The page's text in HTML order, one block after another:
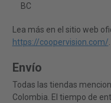
BC
Lea más en el sitio web
https://coopervision.com/.
Envío
Todas las tiendas
Colombia. El tiempo de